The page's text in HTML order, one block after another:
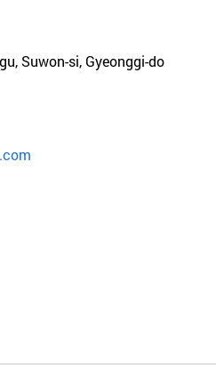
Suwon-si, Gyeonggi-do